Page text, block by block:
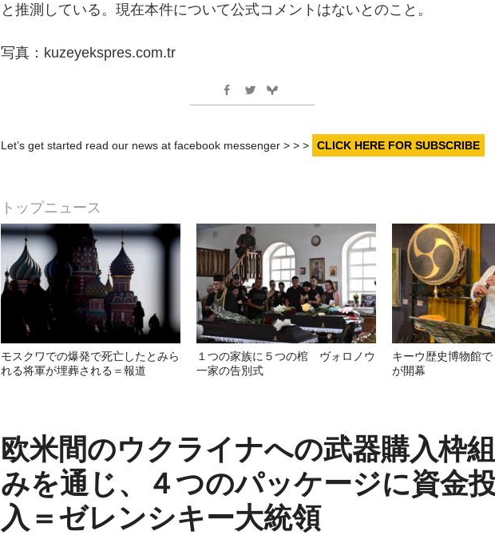
と推測している。現在本件について公式コメントはないとのこと。
写真：kuzeyekspres.com.tr
Let’s get started read our news at facebook messenger > > > CLICK HERE FOR SUBSCRIBE
トップニュース
モスクワでの爆発で死亡したとみら
れる将軍が埋葬される＝報道
１つの家族に５つの棺 ヴォロノウ
一家の告別式
キーウ歴史博物館
が開幕
欧米間のウクライナへの武器購入枠組
みを通じ、４つのパッケージに資金
入＝ゼレンシキー大統領